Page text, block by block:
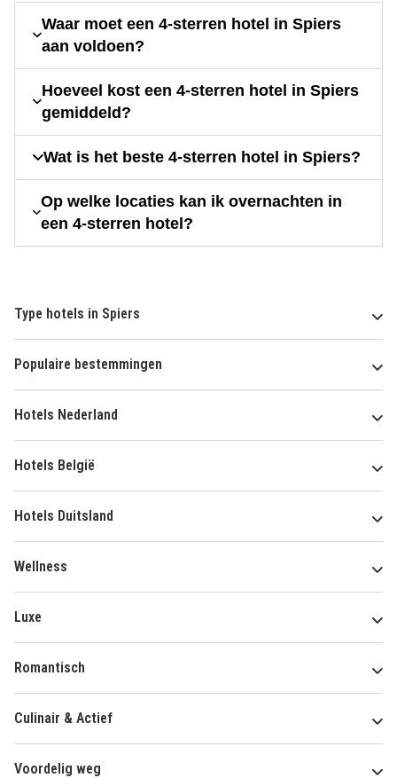
Waar moet een 4-sterren hotel in Spiers
aan voldoen?
Hoeveel kost een 4-sterren hotel in Spiers
gemiddeld?
Wat is het beste 4-sterren hotel in Spiers?
Op welke locaties kan ik overnachten in
een 4-sterren hotel?
Type hotels in Spiers
Populaire bestemmingen
Hotels Nederland
Hotels België
Hotels Duitsland
Wellness
Luxe
Romantisch
Culinair & Actief
Voordelig weg